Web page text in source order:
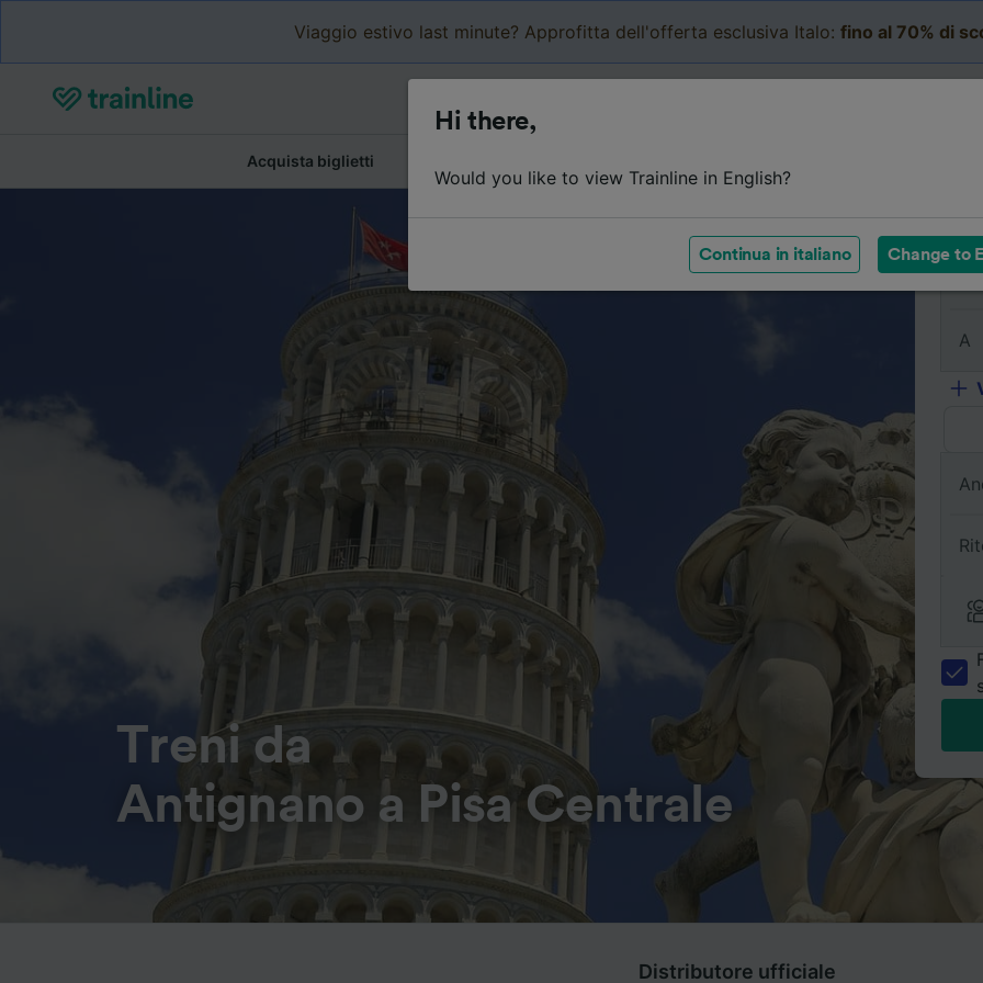
Viaggio estivo last minute? Approfitta dell'offerta esclusiva Italo: fino al 70% di
Acquista biglietti
Treni da
Antignano a Pisa Centrale
Da
A
Distributore ufficiale
Hi there,
Would you like to view Trainline in English?
Continua in italiano Change to